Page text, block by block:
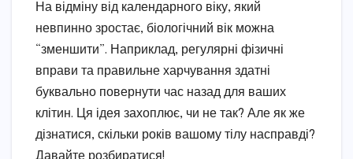
На відміну від календарного віку, який
невпинно зростає, біологічний вік можна
“зменшити”. Наприклад, регулярні фізичні
вправи та правильне харчування здатні
буквально повернути час назад для ваших
клітин. Ця ідея захоплює, чи не так? Але як же
дізнатися, скільки років вашому тілу насправді?